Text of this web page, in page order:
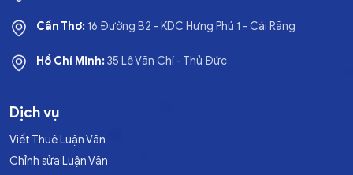
Cần Thơ:16 Đường B2 - KDC Hưng Phú 1 - Cái Răng
Hồ Chí Minh:35 Lê Văn Chí - Thủ Đức
Dịch vụ
Viết Thuê Luận Văn
Chỉnh sửa Luận Văn